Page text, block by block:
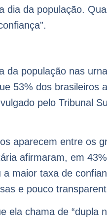
dia da população.
população nas
53% dos brasileiros
pelo Tribunal
aparecem entre os
afirmaram, em
maior taxa de
e pouco
ela chama de “dupla